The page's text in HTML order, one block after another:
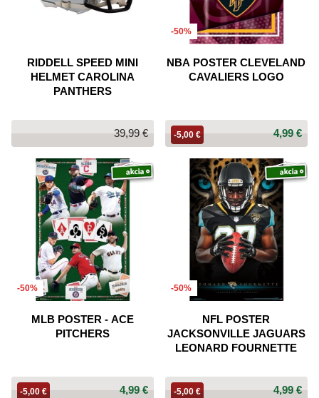
RIDDELL SPEED MINI
HELMET CAROLINA
PANTHERS
39,99 €
-50%
NBA POSTER CLEVELAND
CAVALIERS LOGO
4,99 €
-5,00 €
-50%
MLB POSTER - ACE
PITCHERS
4,99 €
-5,00 €
-50%
NFL POSTER
JACKSONVILLE JAGUARS
LEONARD FOURNETTE
4,99 €
-5,00 €